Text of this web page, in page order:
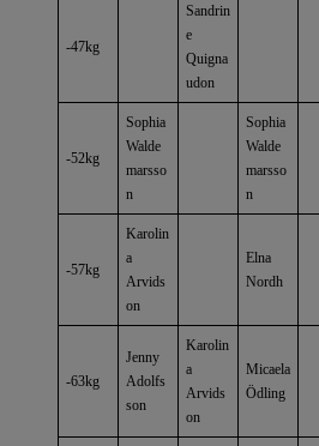
-47kg
Sandrin
e
Quigna
udon
-52kg
Sophia
Walde
marsso
n
Sophia
Walde
marsso
n
-57kg
Karolin
a
Arvids
on
Elna
Nordh
-63kg
Jenny
Adolfs
son
Karolin
a
Arvids
on
Micaela
Ödling